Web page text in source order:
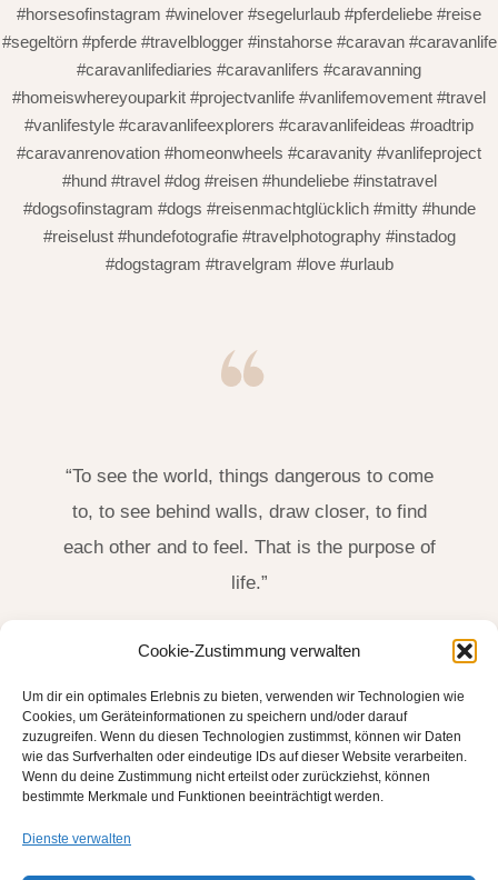
Cookie-Zustimmung verwalten
Um dir ein optimales Erlebnis zu bieten, verwenden wir Technologien wie
Cookies, um Geräteinformationen zu speichern und/oder darauf
zuzugreifen. Wenn du diesen Technologien zustimmst, können wir Daten
wie das Surfverhalten oder eindeutige IDs auf dieser Website verarbeiten.
Wenn du deine Zustimmung nicht erteilst oder zurückziehst, können
bestimmte Merkmale und Funktionen beeinträchtigt werden.
Dienste verwalten
#horsesofinstagram #winelover #segelurlaub #pferdeliebe #reise
#segeltörn #pferde #travelblogger #instahorse #caravan #caravanlife
#caravanlifediaries #caravanlifers #caravanning
#homeiswhereyouparkit #projectvanlife #vanlifemovement #travel
#vanlifestyle #caravanlifeexplorers #caravanlifeideas #roadtrip
#caravanrenovation #homeonwheels #caravanity #vanlifeproject
#hund #travel #dog #reisen #hundeliebe #instatravel
#dogsofinstagram #dogs #reisenmachtglücklich #mitty #hunde
#reiselust #hundefotografie #travelphotography #instadog
#dogstagram #travelgram #love #urlaub
“To see the world, things dangerous to come
to, to see behind walls, draw closer, to find
each other and to feel. That is the purpose of
life.”
(1894-1961)